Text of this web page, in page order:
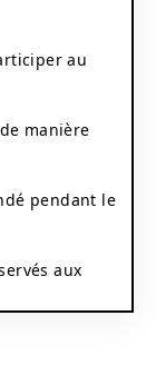
au
manière
pendant le
aux